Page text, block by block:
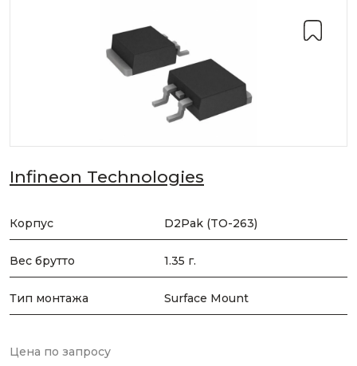
Infineon Technologies
Корпус D2Pak (TO-263)
Вес брутто 1.35 г.
Тип монтажа Surface Mount
Цена по запросу